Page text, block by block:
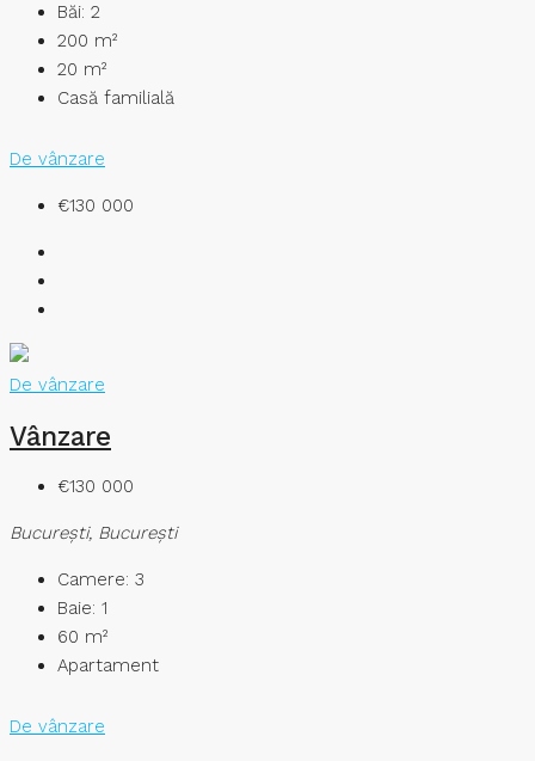
Băi: 2
200 m²
20 m²
Casă familială
De vânzare
€130 000
De vânzare
Vânzare
€130 000
București, București
Camere: 3
Baie: 1
60 m²
Apartament
De vânzare